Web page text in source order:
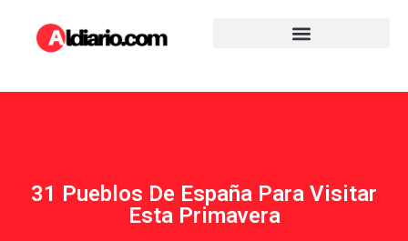
31 Pueblos De España Para Visitar
Esta Primavera